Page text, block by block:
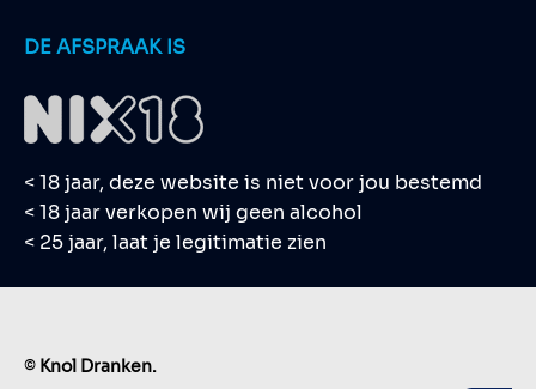
DE AFSPRAAK IS
< 18 jaar, deze website is niet voor jou bestemd
< 18 jaar verkopen wij geen alcohol
< 25 jaar, laat je legitimatie zien
© Knol Dranken.